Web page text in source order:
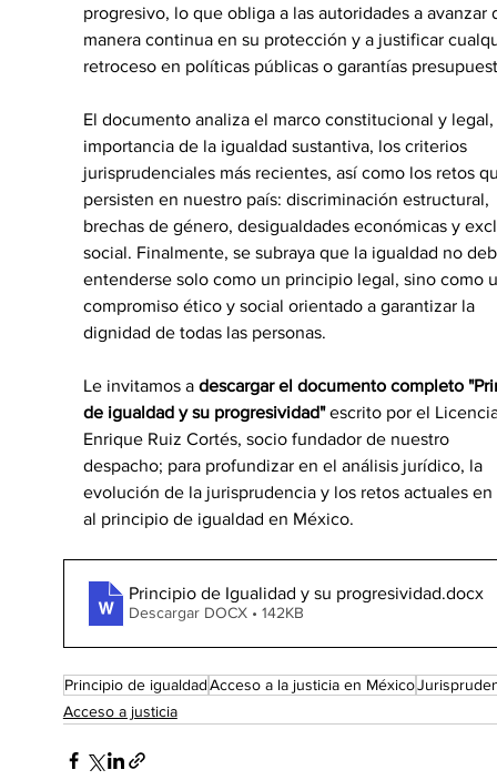
progresivo, lo que obliga a las autoridades a avanzar
manera continua en su protección y a justificar
retroceso en políticas públicas o garantías
El documento analiza el marco constitucional y
importancia de la igualdad sustantiva, los criterios
jurisprudenciales más recientes, así como los retos
persisten en nuestro país: discriminación estructural,
brechas de género, desigualdades económicas y
social. Finalmente, se subraya que la igualdad no
entenderse solo como un principio legal, sino como
compromiso ético y social orientado a garantizar la
dignidad de todas las personas.
Le invitamos a descargar el documento completo
de igualdad y su progresividad" escrito por el
Enrique Ruiz Cortés, socio fundador de nuestro
despacho; para profundizar en el análisis jurídico, la
evolución de la jurisprudencia y los retos actuales
al principio de igualdad en México.
Principio de Igualidad y su progresividad.docx
Descargar DOCX • 142KB
Principio de igualdadAcceso a la justicia en México
Acceso a justicia